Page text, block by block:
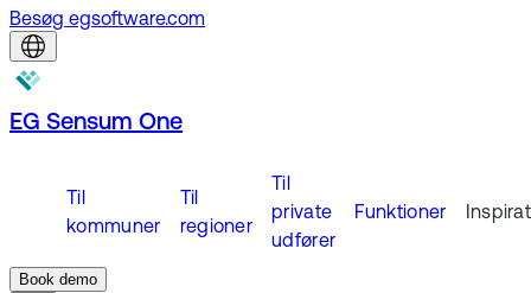
Besøg egsoftware.com
EG Sensum One
Til
kommuner
Til
regioner
Til
private
udfører
Funktioner
Book demo